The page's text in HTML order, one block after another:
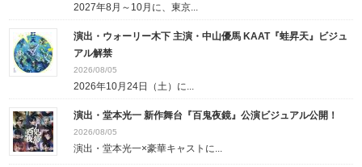
2027年8月～10月に、東京...
演出・ウォーリー木下 主演・中山優馬 KAAT『蛙昇天』ビジュ
アル解禁
2026/08/05
2026年10月24日（土）に...
演出・堂本光一 新作舞台『百鬼夜鏡』公演ビジュアル公開！
2026/08/05
演出・堂本光一×豪華キャストに...